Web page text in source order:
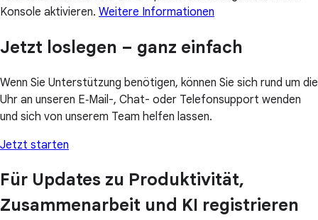
Konsole aktivieren. Weitere Informationen
Jetzt loslegen – ganz einfach
Wenn Sie Unterstützung benötigen, können Sie sich rund um die
Uhr an unseren E‑Mail-, Chat- oder Telefonsupport wenden
und sich von unserem Team helfen lassen.
Jetzt starten
Für Updates zu Produktivität,
Zusammenarbeit und KI registrieren